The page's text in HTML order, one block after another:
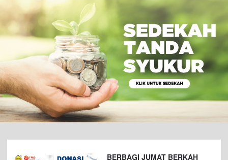
BERBAGI JUMAT BERKAH